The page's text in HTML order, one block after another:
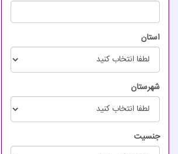
استان
شهرستان
جنسیت